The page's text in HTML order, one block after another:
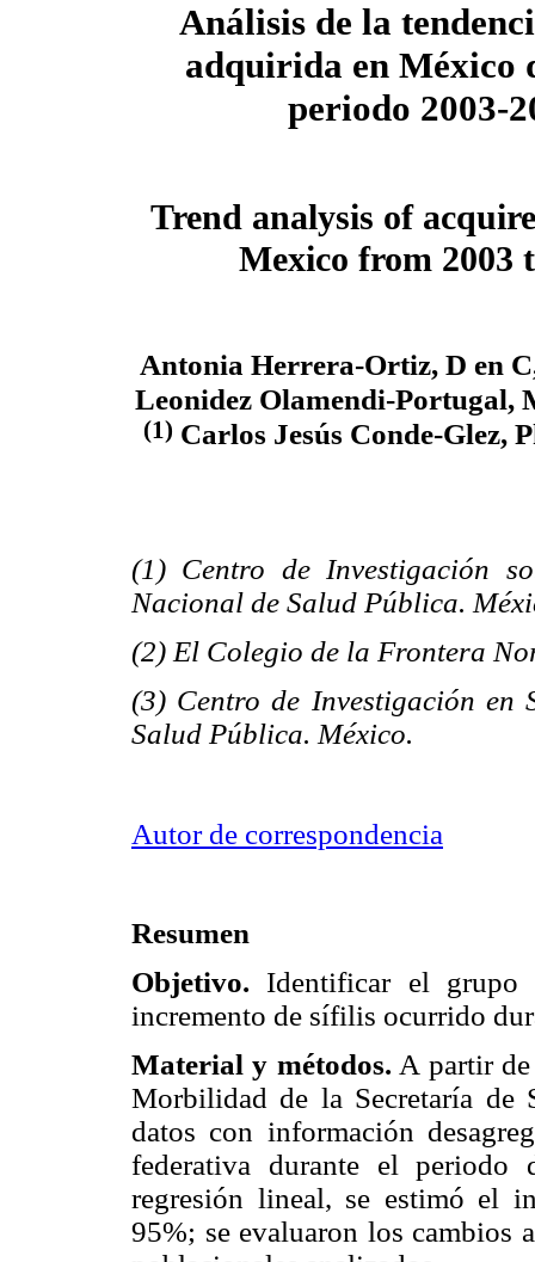
Análisis de la
adquirida en México
periodo 2003-
Trend analysis of
Mexico from 2003
Antonia Herrera-Ortiz, D en
Leonidez Olamendi-Portugal,
(1) Carlos Jesús Conde-Glez,
(1) Centro de Investigación
Nacional de Salud Pública.
(2) El Colegio de la Frontera
(3) Centro de Investigación en
Salud Pública. México.
Autor de correspondencia
Resumen
Objetivo. Identificar el grupo
incremento de sífilis ocurrido
Material y métodos. A partir
Morbilidad de la Secretaría de
datos con información
federativa durante el
regresión lineal, se estimó el
95%; se evaluaron los cambios